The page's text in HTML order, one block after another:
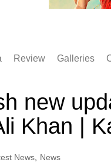
Review Galleries
new
Khan |
News News